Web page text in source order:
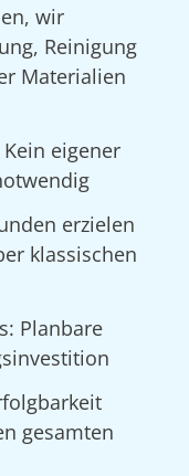
wir
Reinigung
Materialien
eigener
erzielen
klassischen
Planbare
gesamten